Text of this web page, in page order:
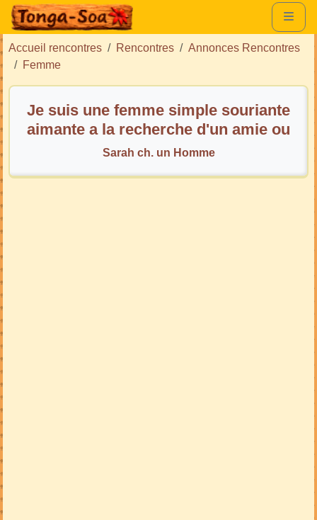
Accueil rencontres Rencontres
Annonces Rencontres
Femme
Je suis une femme simple souriante
aimante a la recherche d'un amie ou
plus
Sarah ch. un Homme